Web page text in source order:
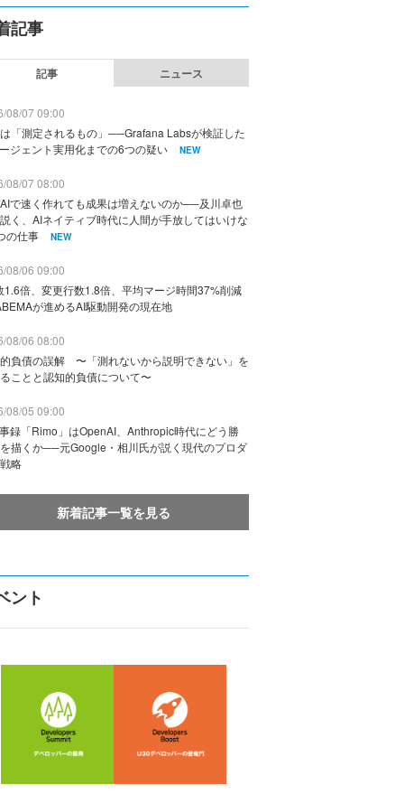
記事
記事 ニュース
08/07 09:00
「測定されるもの」──Grafana Labsが検証した
ジェント実用化までの6つの疑い
NEW
08/07 08:00
で速く作れても成果は増えないのか──及川卓也
く、AIネイティブ時代に人間が手放してはいけな
の仕事
NEW
08/06 09:00
1.6倍、変更行数1.8倍、平均マージ時間37%削減
が進めるAI駆動開発の現在地
08/06 08:00
負債の誤解 〜「測れないから説明できない」を
ことと認知的負債について〜
08/05 09:00
録「Rimo」はOpenAI、Anthropic時代にどう勝
描くか──元Google・相川氏が説く現代のプロダ
略
新着記事一覧を見る
ント